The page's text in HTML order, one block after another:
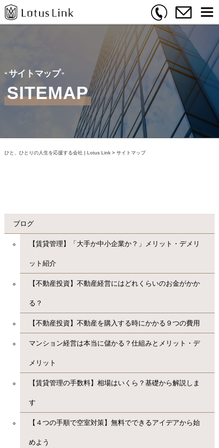
サイトマップ
SITEMAP
ひと、ひとりの人生を応援する会社 | Lotus Link> サイトマップ
ブログ
【賃貸管理】「大手か中小企業か？」メリット・デメリ
ット紹介
【不動産投資】不動産経営にはどれくらいのお金がかか
る？
【不動産投資】不動産を購入する時にかかる９つの費用
マンション経営は本当に儲かる？仕組みとメリット・デ
メリット
【賃貸管理の手数料】相場はいくら？基礎から解説しま
す
【４つの手順で空室対策】無料でできるアイデアから始
めよう